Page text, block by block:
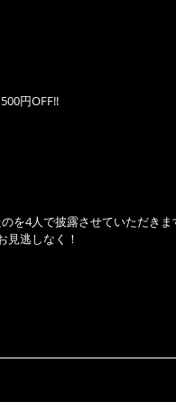
円OFF!!
を4人で披露させていただきま
見逃しなく！